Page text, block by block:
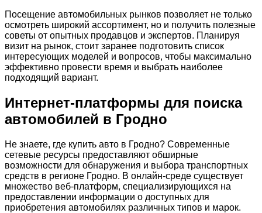
Посещение автомобильных рынков позволяет не только
осмотреть широкий ассортимент, но и получить полезные
советы от опытных продавцов и экспертов. Планируя
визит на рынок, стоит заранее подготовить список
интересующих моделей и вопросов, чтобы максимально
эффективно провести время и выбрать наиболее
подходящий вариант.
Интернет-платформы для поиска
автомобилей в Гродно
Не знаете, где купить авто в Гродно? Современные
сетевые ресурсы предоставляют обширные
возможности для обнаружения и выбора транспортных
средств в регионе Гродно. В онлайн-среде существует
множество веб-платформ, специализирующихся на
предоставлении информации о доступных для
приобретения автомобилях различных типов и марок.